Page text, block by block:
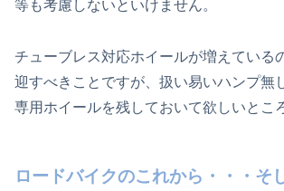
等も考慮しないといけません。
チューブレス対応ホイールが増えている
迎すべきことですが、扱い易いハンプ無
専用ホイールを残しておいて欲しいとこ
ロードバイクのこれから・・・そ